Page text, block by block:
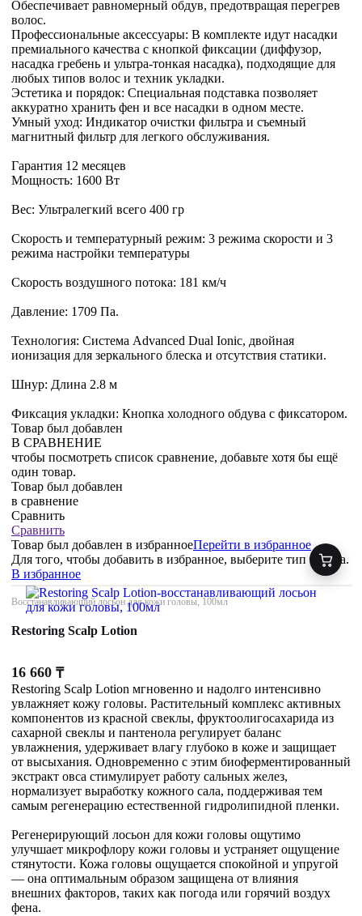
Обеспечивает равномерный обдув, предотвращая перегрев
волос.
Профессиональные аксессуары: В комплекте идут насадки
премиального качества с кнопкой фиксации (диффузор,
насадка гребень и ультра-тонкая насадка), подходящие для
любых типов волос и техник укладки.
Эстетика и порядок: Специальная подставка позволяет
аккуратно хранить фен и все насадки в одном месте.
Умный уход: Индикатор очистки фильтра и съемный
магнитный фильтр для легкого обслуживания.
Гарантия 12 месяцев
Мощность: 1600 Вт
Вес: Ультралегкий всего 400 гр
Скорость и температурный режим: 3 режима скорости и 3
режима настройки температуры
Скорость воздушного потока: 181 км/ч
Давление: 1709 Па.
Технология: Система Advanced Dual Ionic, двойная
ионизация для зеркального блеска и отсутствия статики.
Шнур: Длина 2.8 м
Фиксация укладки: Кнопка холодного обдува с фиксатором.
Товар был добавлен
В СРАВНЕНИЕ
чтобы посмотреть список сравнение, добавьте хотя бы ещё
один товар.
Товар был добавлен
в сравнение
Сравнить
Сравнить
Товар был добавлен в избранноеПерейти в избранное
Для того, чтобы добавить в избранное, выберите тип товара.
В избранное
Восстанавливающий лосьон для кожи головы, 100мл
Restoring Scalp Lotion
16 660 ₸
Restoring Scalp Lotion мгновенно и надолго интенсивно
увлажняет кожу головы. Растительный комплекс активных
компонентов из красной свеклы, фруктоолигосахарида из
сахарной свеклы и пантенола регулирует баланс
увлажнения, удерживает влагу глубоко в коже и защищает
от высыхания. Одновременно с этим биоферментированный
экстракт овса стимулирует работу сальных желез,
нормализует выработку кожного сала, поддерживая тем
самым регенерацию естественной гидролипидной пленки.
Регенерирующий лосьон для кожи головы ощутимо
улучшает микрофлору кожи головы и устраняет ощущение
стянутости. Кожа головы ощущается спокойной и упругой
— она оптимальным образом защищена от влияния
внешних факторов, таких как погода или горячий воздух
фена.